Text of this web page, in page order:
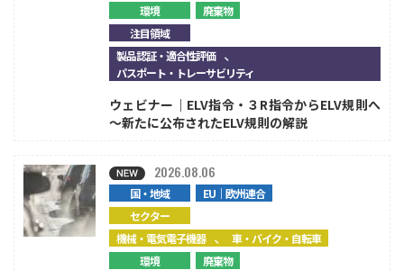
環境
廃棄物
注目領域
製品認証・適合性評価 、
パスポート・トレーサビリティ
ウェビナー｜ELV指令・３R指令からELV規則へ
～新たに公布されたELV規則の解説
国・地域
EU｜欧州連合
セクター
機械・電気電子機器 、車・バイク・自転車
環境
廃棄物
2026.08.06